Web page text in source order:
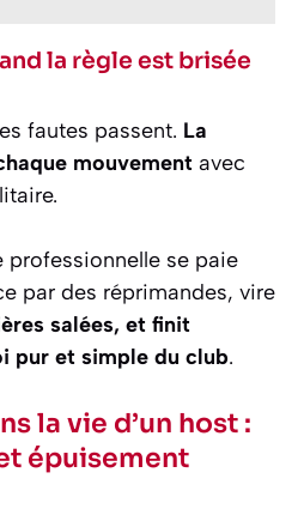
la règle est brisée
fautes passent. La
mouvement avec
professionnelle se paie
par des réprimandes, vire
salées, et finit
pur et simple du club.
la vie d’un host :
épuisement